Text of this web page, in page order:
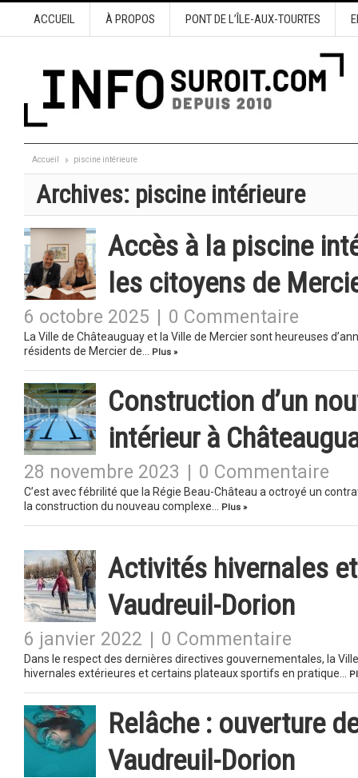
ACCUEIL À PROPOS PONT DE L’ÎLE-AUX-TOURTES
Accueil piscine intérieure
Archives: piscine intérieure
Accès à la piscine
les citoyens de
6 octobre 2025 0 Commentaire
La Ville de Châteauguay et la Ville de Mercier sont heureuses
résidents de Mercier de…
Plus »
Construction d’un
intérieur à
28 novembre 2023 0 Commentaire
C’est avec fébrilité que la Régie Beau-Château a octroyé un
la construction du nouveau complexe…
Plus »
Activités hivernales
Vaudreuil-Dorion
6 janvier 2022 0 Commentaire
Dans le respect des dernières directives gouvernementales, la
hivernales extérieures et certains plateaux sportifs en pratique…
Relâche : ouverture
Vaudreuil-Dorion